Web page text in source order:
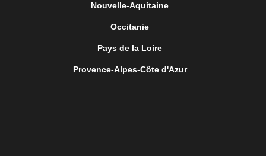
Nouvelle-Aquitaine
Occitanie
Pays de la Loire
Provence-Alpes-Côte d'Azur